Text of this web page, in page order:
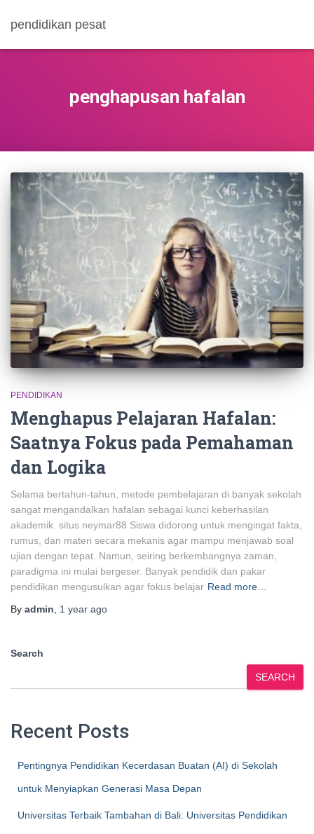
pendidikan pesat
penghapusan hafalan
PENDIDIKAN
Menghapus Pelajaran Hafalan:
Saatnya Fokus pada Pemahaman
dan Logika
Selama bertahun-tahun, metode pembelajaran di banyak sekolah
sangat mengandalkan hafalan sebagai kunci keberhasilan
akademik. situs neymar88 Siswa didorong untuk mengingat fakta,
rumus, dan materi secara mekanis agar mampu menjawab soal
ujian dengan tepat. Namun, seiring berkembangnya zaman,
paradigma ini mulai bergeser. Banyak pendidik dan pakar
pendidikan mengusulkan agar fokus belajar Read more…
By admin 1 year ago
Search
SEARCH
Recent Posts
Pentingnya Pendidikan Kecerdasan Buatan (AI) di Sekolah
untuk Menyiapkan Generasi Masa Depan
Universitas Terbaik Tambahan di Bali: Universitas Pendidikan